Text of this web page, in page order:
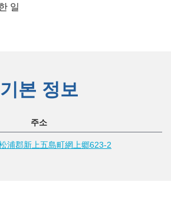
일
기본 정보
주소
郡新上五島町網上郷623-2